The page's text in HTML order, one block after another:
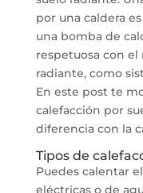
por una caldera
una bomba de
respetuosa con
radiante, como
En este post te
calefacción por
diferencia con la
Tipos de
Puedes calentar
eléctricas o de